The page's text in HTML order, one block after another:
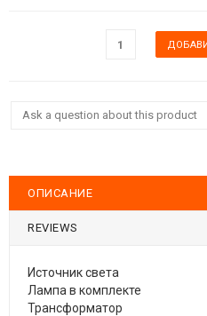
Ask a question about this product
ОПИСАНИЕ
REVIEWS
Источник света
Лампа в комплекте
Трансформатор